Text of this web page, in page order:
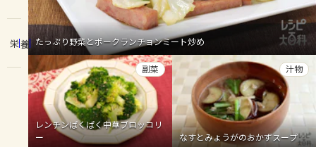
レシピ
トーク
よくあるお問い合わせ
栄養 たっぷり野菜とポークランチョンミート炒め
レンチンぱくぱく中華ブロッコリ
ー
副菜
なすとみょうがのおかずスープ
汁物